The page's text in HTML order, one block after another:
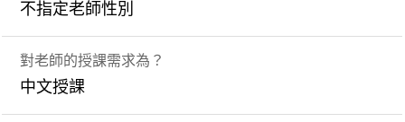
不指定老師性別
對老師的授課需求為？
中文授課